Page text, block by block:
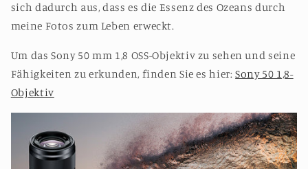
sich dadurch aus, dass es die Essenz des Ozeans durch
meine Fotos zum Leben erweckt.
Um das Sony 50 mm 1,8 OSS-Objektiv zu sehen und seine
Fähigkeiten zu erkunden, finden Sie es hier:Sony 50 1,8-
Objektiv